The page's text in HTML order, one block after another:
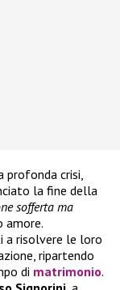
crisi,
la fine della
sofferta ma
amore.
a risolvere le loro
ripartendo
di matrimonio.